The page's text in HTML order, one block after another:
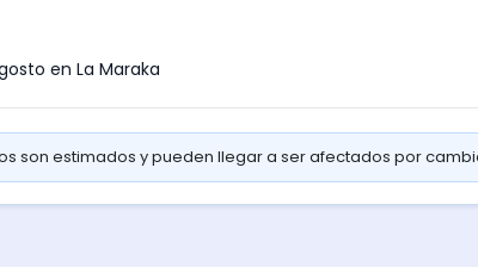
en La Maraka
son estimados y pueden llegar a ser afectados por